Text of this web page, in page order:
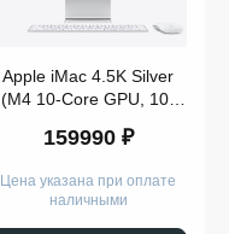
Apple iMac 4.5K Silver
(M4 10-Core GPU, 10-
256GB) (2024)
159990 ₽
Цена указана при оплате
наличными